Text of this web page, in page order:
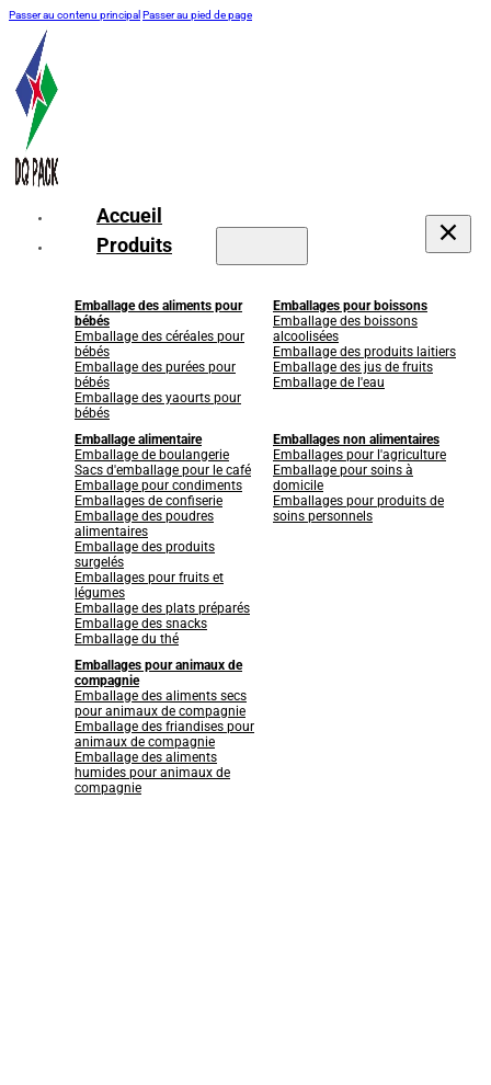
Passer au contenu principal Passer au pied de page
Accueil
Produits
Emballage des aliments pour
bébés
Emballage des céréales pour
bébés
Emballage des purées pour
bébés
Emballage des yaourts pour
bébés
Emballages pour boissons
Emballage des boissons
alcoolisées
Emballage des produits laitiers
Emballage des jus de fruits
Emballage de l'eau
Emballage alimentaire
Emballage de boulangerie
Sacs d'emballage pour le café
Emballage pour condiments
Emballages de confiserie
Emballage des poudres
alimentaires
Emballage des produits
surgelés
Emballages pour fruits et
légumes
Emballage des plats préparés
Emballage des snacks
Emballage du thé
Emballages non alimentaires
Emballages pour l'agriculture
Emballage pour soins à
domicile
Emballages pour produits de
soins personnels
Emballages pour animaux de
compagnie
Emballage des aliments secs
pour animaux de compagnie
Emballage des friandises pour
animaux de compagnie
Emballage des aliments
humides pour animaux de
compagnie